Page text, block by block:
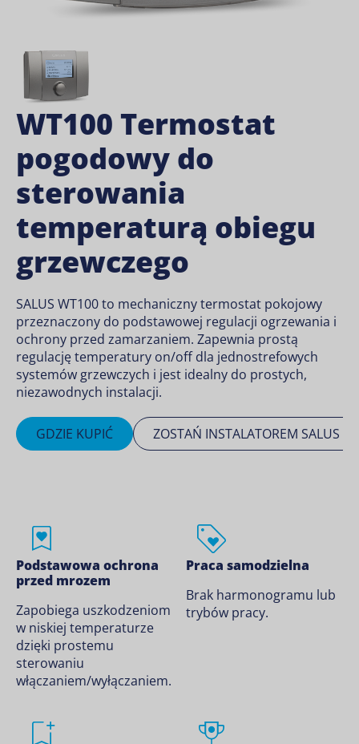
WT100 Termostat
pogodowy do
sterowania
temperaturą obiegu
grzewczego
SALUS WT100 to mechaniczny termostat pokojowy
przeznaczony do podstawowej regulacji ogrzewania i
ochrony przed zamarzaniem. Zapewnia prostą
regulację temperatury on/off dla jednostrefowych
systemów grzewczych i jest idealny do prostych,
niezawodnych instalacji.
GDZIE KUPIĆ ZOSTAŃ INSTALATOREM SALUS
Podstawowa ochrona
przed mrozem
Zapobiega uszkodzeniom
w niskiej temperaturze
dzięki prostemu
sterowaniu
włączaniem/wyłączaniem.
Praca samodzielna
Brak harmonogramu lub
trybów pracy.